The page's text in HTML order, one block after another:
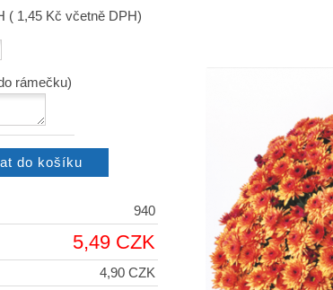
( 1,45 Kč včetně DPH)
rámečku)
940
5,49 CZK
4,90 CZK